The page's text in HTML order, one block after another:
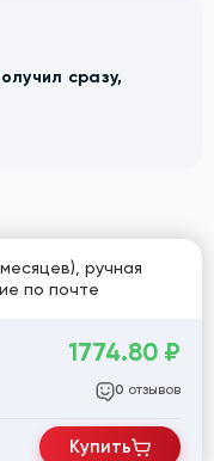
сразу,
ручная
по почте
1774.80 ₽
0 отзывов
Купить